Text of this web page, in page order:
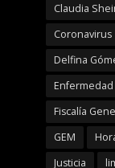
Claudia
Coronavirus
Delfina
Enfermedad
Fiscalía
GEM
Justicia